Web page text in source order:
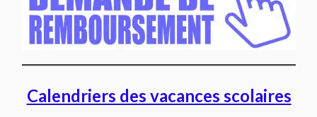
Calendriers des vacances scolaires